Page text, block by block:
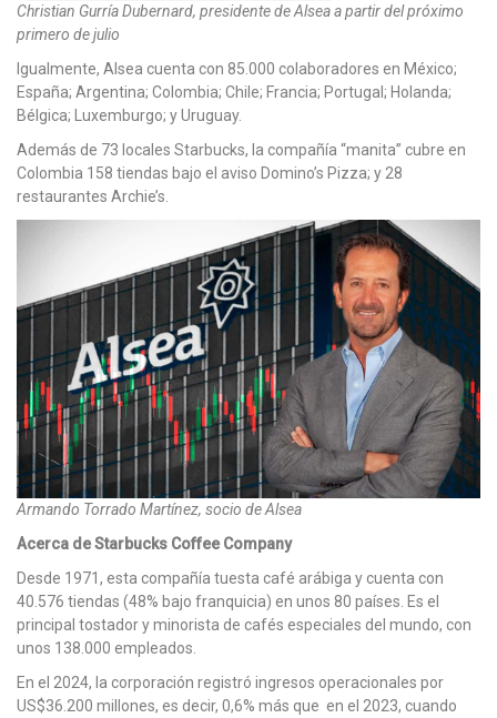
Christian Gurría Dubernard, presidente de Alsea a partir del próximo
primero de julio
Igualmente, Alsea cuenta con 85.000 colaboradores en México;
España; Argentina; Colombia; Chile; Francia; Portugal; Holanda;
Bélgica; Luxemburgo; y Uruguay.
Además de 73 locales Starbucks, la compañía “manita” cubre en
Colombia 158 tiendas bajo el aviso Domino’s Pizza; y 28
restaurantes Archie’s.
Armando Torrado Martínez, socio de Alsea
Acerca de Starbucks Coffee Company
Desde 1971, esta compañía tuesta café arábiga y cuenta con
40.576 tiendas (48% bajo franquicia) en unos 80 países. Es el
principal tostador y minorista de cafés especiales del mundo, con
unos 138.000 empleados.
En el 2024, la corporación registró ingresos operacionales por
US$36.200 millones, es decir, 0,6% más que en el 2023, cuando